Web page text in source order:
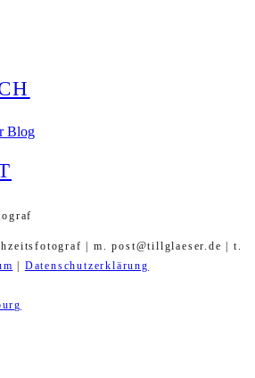
Blog
| m. post@tillglaeser.de | t.
Datenschutzerklärung